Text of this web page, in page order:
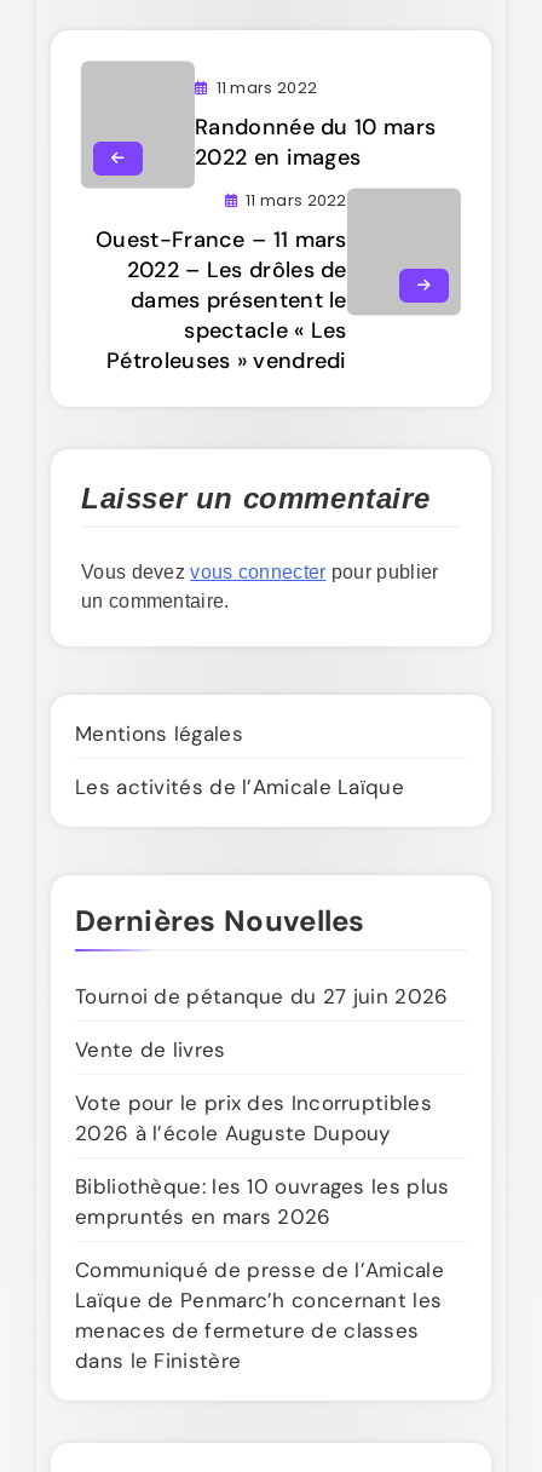
11 mars 2022
Randonnée du 10 mars
2022 en images
11 mars 2022
Ouest-France – 11 mars
2022 – Les drôles de
dames présentent le
spectacle « Les
Pétroleuses » vendredi
Laisser un commentaire
Vous devezvous connecter pour publier
un commentaire.
Mentions légales
Les activités de l’Amicale Laïque
Dernières Nouvelles
Tournoi de pétanque du 27 juin 2026
Vente de livres
Vote pour le prix des Incorruptibles
2026 à l’école Auguste Dupouy
Bibliothèque: les 10 ouvrages les plus
empruntés en mars 2026
Communiqué de presse de l’Amicale
Laïque de Penmarc’h concernant les
menaces de fermeture de classes
dans le Finistère